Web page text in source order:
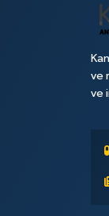
ve
ve